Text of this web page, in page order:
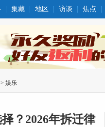
集藏 地区 访谈 焦点
> 娱乐
？2026年拆迁律